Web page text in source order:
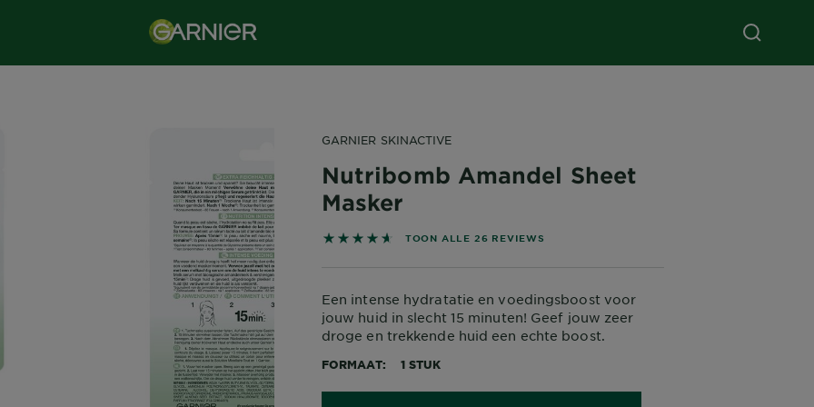
GARNIER SKINACTIVE
Nutribomb Amandel Sheet
Masker
TOON ALLE 26 REVIEWS
Een intense hydratatie en voedingsboost voor
jouw huid in slecht 15 minuten! Geef jouw zeer
droge en trekkende huid een echte boost.
FORMAAT 1 STUK